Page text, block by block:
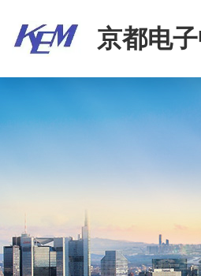
京都电
商贸有限